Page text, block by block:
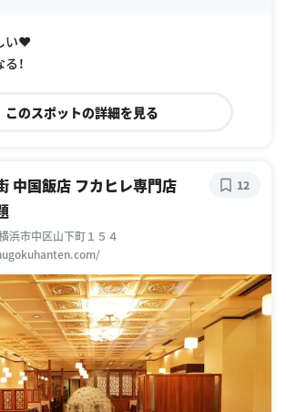
い❤️
！
このスポットの詳細を見る
中国飯店 フカヒレ専門店
浜市中区山下町１５４
12